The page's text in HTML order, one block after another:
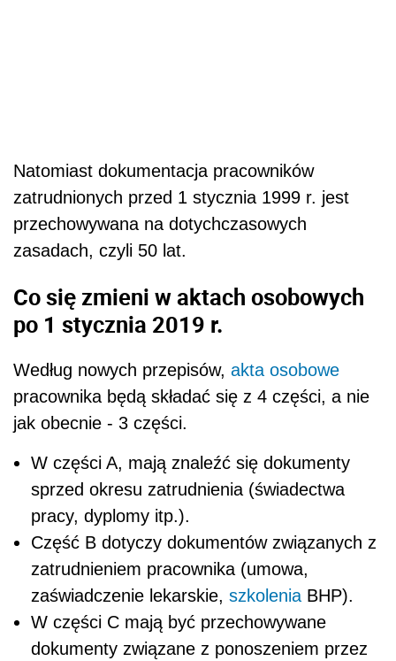
Natomiast dokumentacja pracowników
zatrudnionych przed 1 stycznia 1999 r. jest
przechowywana na dotychczasowych
zasadach, czyli 50 lat.
Co się zmieni w aktach osobowych
po 1 stycznia 2019 r.
Według nowych przepisów, akta osobowe
pracownika będą składać się z 4 części, a nie
jak obecnie - 3 części.
W części A, mają znaleźć się dokumenty
sprzed okresu zatrudnienia (świadectwa
pracy, dyplomy itp.).
Część B dotyczy dokumentów związanych z
zatrudnieniem pracownika (umowa,
zaświadczenie lekarskie, szkoleniaBHP).
W części C mają być przechowywane
dokumenty związane z ponoszeniem przez